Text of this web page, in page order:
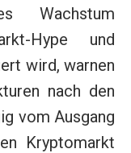
Wachstum
Hype und
wird, warnen
nach den
vom Ausgang
Kryptomarkt